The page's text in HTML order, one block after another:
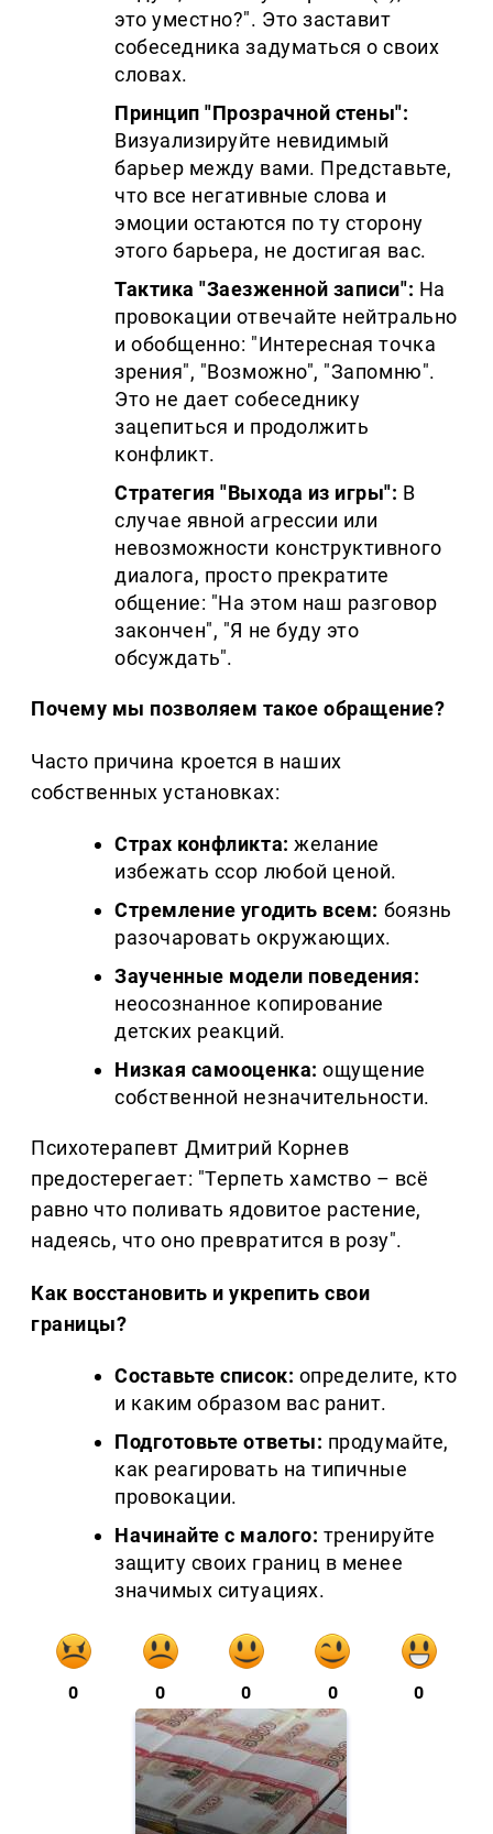
это уместно?". Это заставит
собеседника задуматься о своих
словах.
Принцип "Прозрачной стены":
Визуализируйте невидимый
барьер между вами. Представьте,
что все негативные слова и
эмоции остаются по ту сторону
этого барьера, не достигая вас.
Тактика "Заезженной записи": На
провокации отвечайте нейтрально
и обобщенно: "Интересная точка
зрения", "Возможно", "Запомню".
Это не дает собеседнику
зацепиться и продолжить
конфликт.
Стратегия "Выхода из игры": В
случае явной агрессии или
невозможности конструктивного
диалога, просто прекратите
общение: "На этом наш разговор
закончен", "Я не буду это
обсуждать".
Почему мы позволяем такое обращение?
Часто причина кроется в наших
собственных установках:
Страх конфликта: желание
избежать ссор любой ценой.
Стремление угодить всем: боязнь
разочаровать окружающих.
Заученные модели поведения:
неосознанное копирование
детских реакций.
Низкая самооценка: ощущение
собственной незначительности.
Психотерапевт Дмитрий Корнев
предостерегает: "Терпеть хамство – всё
равно что поливать ядовитое растение,
надеясь, что оно превратится в розу".
Как восстановить и укрепить свои
границы?
Составьте список: определите, кто
и каким образом вас ранит.
Подготовьте ответы: продумайте,
как реагировать на типичные
провокации.
Начинайте с малого: тренируйте
защиту своих границ в менее
значимых ситуациях.
0 0 0 0 0